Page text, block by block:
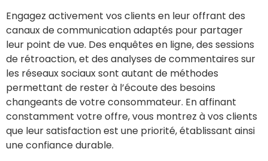
Engagez activement vos clients en leur offrant des
canaux de communication adaptés pour partager
leur point de vue. Des enquêtes en ligne, des sessions
de rétroaction, et des analyses de commentaires sur
les réseaux sociaux sont autant de méthodes
permettant de rester à l’écoute des besoins
changeants de votre consommateur. En affinant
constamment votre offre, vous montrez à vos clients
que leur satisfaction est une priorité, établissant ainsi
une confiance durable.